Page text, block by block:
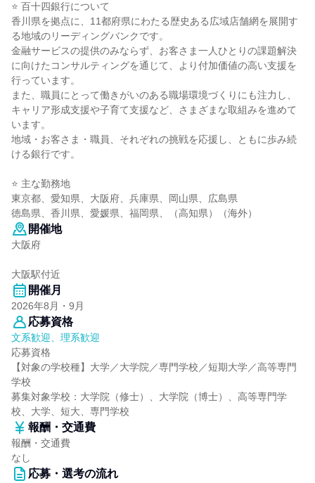
⭐ 百十四銀行について
香川県を拠点に、11都府県にわたる歴史ある広域店舗網を展開す
る地域のリーディングバンクです。
金融サービスの提供のみならず、お客さま一人ひとりの課題解決
に向けたコンサルティングを通じて、より付加価値の高い支援を
行っています。
また、職員にとって働きがいのある職場環境づくりにも注力し、
キャリア形成支援や子育て支援など、さまざまな取組みを進めて
います。
地域・お客さま・職員、それぞれの挑戦を応援し、ともに歩み続
ける銀行です。
⭐ 主な勤務地
東京都、愛知県、大阪府、兵庫県、岡山県、広島県
徳島県、香川県、愛媛県、福岡県、（高知県）（海外）
開催地
大阪府
大阪駅付近
開催月
2026年8月・9月
応募資格
文系歓迎、理系歓迎
応募資格
【対象の学校種】大学／大学院／専門学校／短期大学／高等専門
学校
募集対象学校：大学院（修士）、大学院（博士）、高等専門学
校、大学、短大、専門学校
報酬・交通費
報酬・交通費
なし
応募・選考の流れ